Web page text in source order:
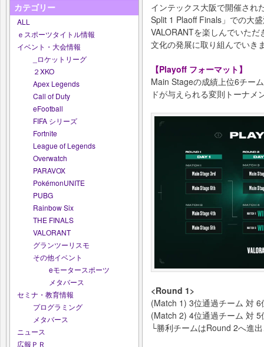
カテゴリー
ALL
ｅスポーツタイトル情報
イベント・大会情報
_ロケットリーグ
２XKO
Apex Legends
Call of Duty
eFootball
FIFA シリーズ
Fortnite
League of Legends
Overwatch
PARAVOX
PokémonUNITE
PUBG
Rainbow Six
THE FINALS
VALORANT
グランツーリスモ
その他イベント
eモータースポーツ
メタバース
セミナ・教育情報
プログラミング
メタバース
ニュース
広報ＰＲ
インテックス大阪で開催され
Split 1 Plaoff Finals」での大
VALORANTを楽しんでいた
文化の発展に取り組んでいき
【Playoff フォーマット】
Main Stageの成績上位6チー
ドが与えられる変則トーナメ
<Round 1>
(Match 1) 3位通過チーム 対 6
(Match 2) 4位通過チーム 対 5
└勝利チームはRound 2へ進